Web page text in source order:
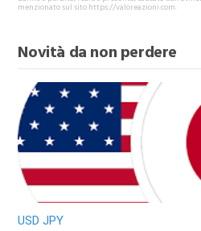
menzionato sul sito https://valoreazioni.com.
Novità da non perdere
USD JPY